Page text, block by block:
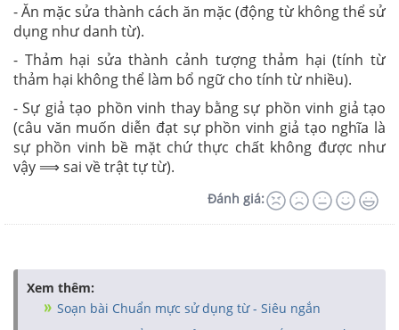
- Ăn mặc sửa thành cách ăn mặc (động từ không thể sử
dụng như danh từ).
- Thảm hại sửa thành cảnh tượng thảm hại (tính từ
thảm hại không thể làm bổ ngữ cho tính từ nhiều).
- Sự giả tạo phồn vinh thay bằng sự phồn vinh giả tạo
(câu văn muốn diễn đạt sự phồn vinh giả tạo nghĩa là
sự phồn vinh bề mặt chứ thực chất không được như
vậy ⟹ sai về trật tự từ).
Đánh giá:
Xem thêm:
Soạn bài Chuẩn mực sử dụng từ - Siêu ngắn